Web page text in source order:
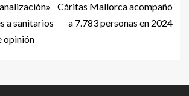
a sanitarios
opinión
Cáritas Mallorca acompañó
a 7.783 personas en 2024